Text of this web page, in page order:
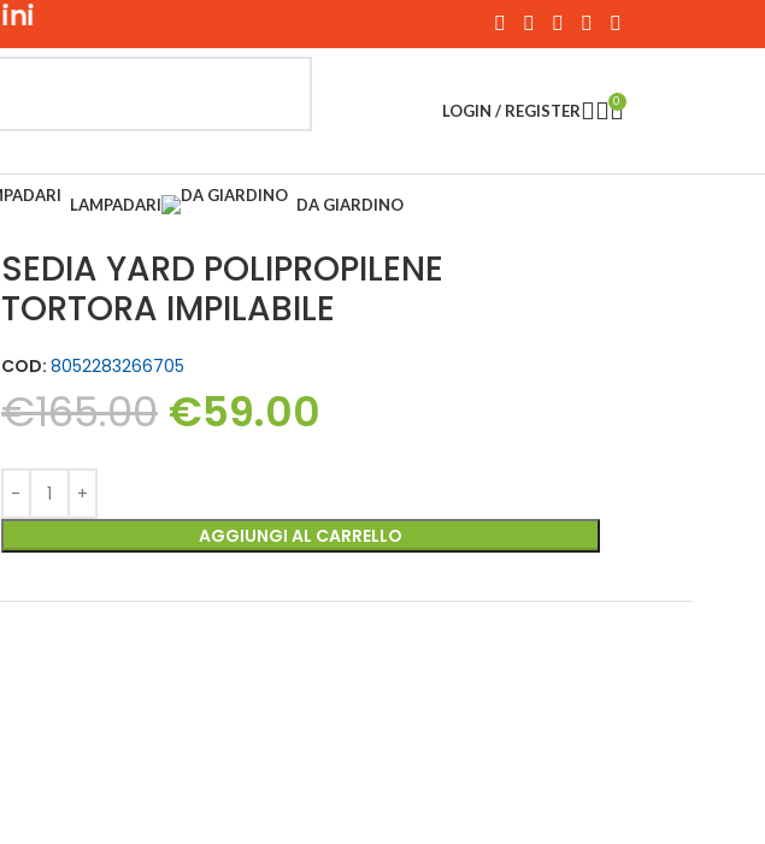
LOGIN / REGISTER 0
LAMPADARI DA GIARDINO
SEDIA YARD POLIPROPILENE
TORTORA IMPILABILE
COD: 8052283266705
€165.00 €59.00
AGGIUNGI AL CARRELLO